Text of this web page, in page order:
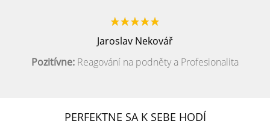
Jaroslav Nekovář
Pozitívne: Reagování na podněty a Profesionalita
PERFEKTNE SA K SEBE HODÍ